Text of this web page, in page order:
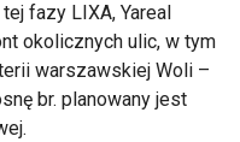
fazy LIXA, Yareal
okolicznych ulic, w tym
warszawskiej Woli –
br. planowany jest